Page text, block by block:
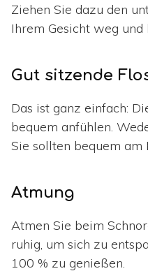
Ziehen Sie dazu den
Ihrem Gesicht weg und
Gut sitzende
Das ist ganz einfach:
bequem anfühlen.
Sie sollten bequem am
Atmung
Atmen Sie beim
ruhig, um sich zu
100 % zu genießen.